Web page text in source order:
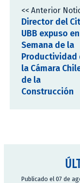
<< Anterior
Director del
UBB expuso
Semana de la
Productividad
la Cámara
de la
Construcción
Publicado el 07 de